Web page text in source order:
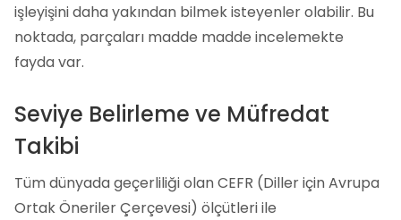
işleyişini daha yakından bilmek isteyenler olabilir. Bu
noktada, parçaları madde madde incelemekte
fayda var.
Seviye Belirleme ve Müfredat
Takibi
Tüm dünyada geçerliliği olan CEFR (Diller için Avrupa
Ortak Öneriler Çerçevesi) ölçütleri ile